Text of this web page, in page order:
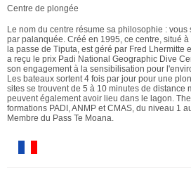
Centre de plongée
Le nom du centre résume sa philosophie :
par palanquée. Créé en 1995, ce centre, situé à
la passe de Tiputa, est géré par Fred Lhermitte
a reçu le prix Padi National Geographic Dive
son engagement à la sensibilisation pour
Les bateaux sortent 4 fois par jour pour une
sites se trouvent de 5 à 10 minutes de distance
peuvent également avoir lieu dans le lagon.
formations PADI, ANMP et CMAS, du niveau 1
Membre du Pass Te Moana.